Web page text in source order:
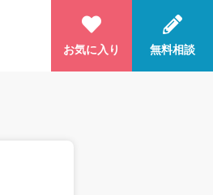
お気に入り
無料相談